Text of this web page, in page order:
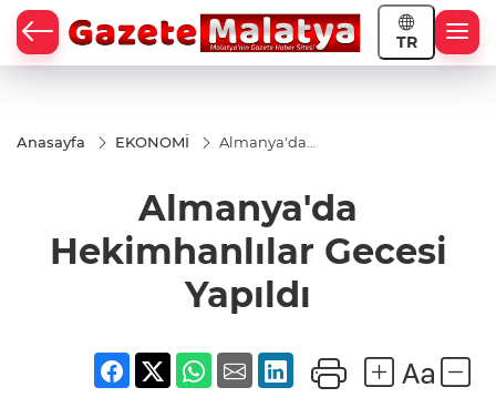
TR
Anasayfa EKONOMİ
Almanya'da
Almanya'da
Hekimhanlılar Gecesi
Yapıldı